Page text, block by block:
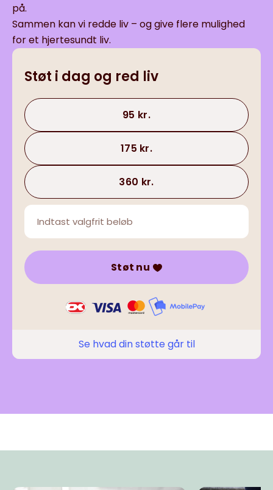
på.
Sammen kan vi redde liv – og give flere mulighed
for et hjertesundt liv.
Støt i dag og red liv
95 kr.
175 kr.
360 kr.
Støt nu
Se hvad din støtte går til